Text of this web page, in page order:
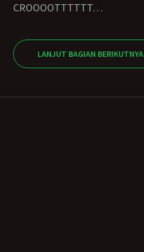
CROOOOTTTTTT…
LANJUT BAGIAN BERIKUTNYA